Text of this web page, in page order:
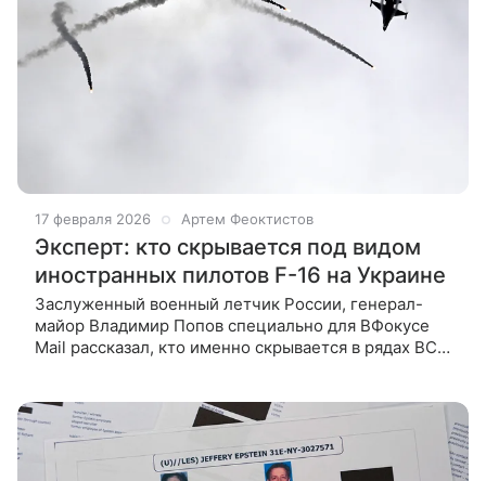
17 февраля 2026 Артем Феоктистов
Эксперт: кто скрывается под видом
иностранных пилотов F-16 на Украине
Заслуженный военный летчик России, генерал-
майор Владимир Попов специально для ВФокусе
Mail рассказал, кто именно скрывается в рядах ВСУ